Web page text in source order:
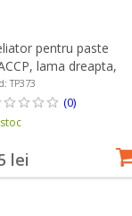
pentru paste
lama dreapta,
38 mm - Zokura
TP373
(0)
lei